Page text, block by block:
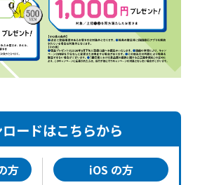
業・IR情報
採用情報
ードはこちらから
方 iOS の方